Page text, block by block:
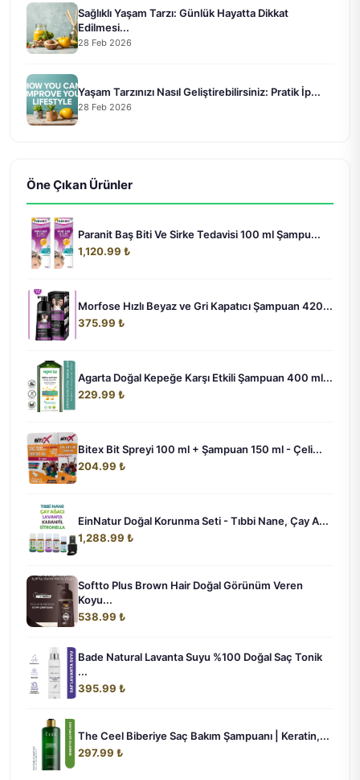
Sağlıklı Yaşam Tarzı: Günlük Hayatta Dikkat
Edilmesi...
28 Feb 2026
Yaşam Tarzınızı Nasıl Geliştirebilirsiniz: Pratik İp...
28 Feb 2026
Öne Çıkan Ürünler
Paranit Baş Biti Ve Sirke Tedavisi 100 ml Şampu...
1,120.99 ₺
Morfose Hızlı Beyaz ve Gri Kapatıcı Şampuan 420...
375.99 ₺
Agarta Doğal Kepeğe Karşı Etkili Şampuan 400 ml...
229.99 ₺
Bitex Bit Spreyi 100 ml + Şampuan 150 ml - Çeli...
204.99 ₺
EinNatur Doğal Korunma Seti - Tıbbi Nane, Çay A...
1,288.99 ₺
Softto Plus Brown Hair Doğal Görünüm Veren
Koyu...
538.99 ₺
Bade Natural Lavanta Suyu %100 Doğal Saç Tonik
...
395.99 ₺
The Ceel Biberiye Saç Bakım Şampuanı | Keratin,...
297.99 ₺